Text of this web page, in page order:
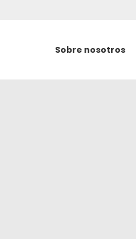
Sobre nosotros